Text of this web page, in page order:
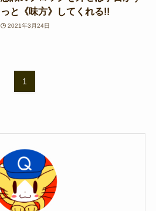
っと《味方》してくれる!!
2021年3月24日
1